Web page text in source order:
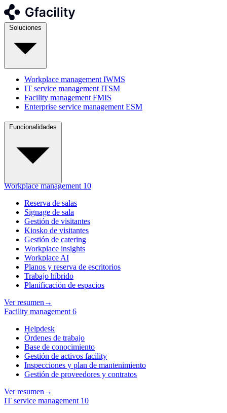
Workplace management IWMS
IT service management ITSM
Facility management FMIS
Enterprise service management ESM
Workplace management 10
Reserva de salas
Signage de sala
Gestión de visitantes
Kiosko de visitantes
Gestión de catering
Workplace insights
Workplace AI
Planos y reserva de escritorios
Trabajo híbrido
Planificación de espacios
Ver resumen →
Facility management 6
Helpdesk
Órdenes de trabajo
Base de conocimiento
Gestión de activos facility
Inspecciones y plan de mantenimiento
Gestión de proveedores y contratos
Ver resumen →
IT service management 10